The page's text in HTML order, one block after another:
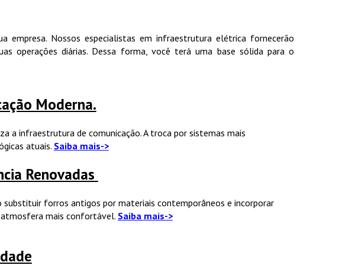
empresa. Nossos especialistas em infraestrutura elétrica fornecerão
operações diárias. Dessa forma, você terá uma base sólida para o
Moderna.
a infraestrutura de comunicação. A troca por sistemas mais
atuais. Saiba mais->
Renovadas
forros antigos por materiais contemporâneos e incorporar
mais confortável. Saiba mais->